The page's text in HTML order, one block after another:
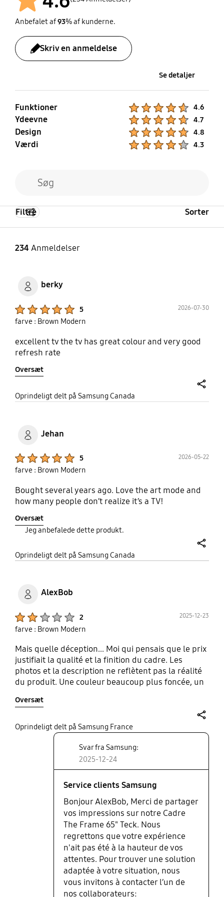
Anbefalet af93% af kunderne.
Skriv en anmeldelse
Se detaljer
Funktioner 4.6
Ydeevne 4.7
Design 4.8
Værdi 4.3
234 Anmeldelser
Filtre Sorter
berky
5 2026-07-30
farve : Brown Modern
excellent tv the tv has great colour and very good
refresh rate
Oversæt
Oprindeligt delt på Samsung Canada
Jehan
5 2026-05-22
farve : Brown Modern
Bought several years ago. Love the art mode and
how many people don’t realize it’s a TV!
Oversæt
Jeg anbefalede dette produkt.
Oprindeligt delt på Samsung Canada
AlexBob
2 2025-12-23
farve : Brown Modern
Mais quelle déception... Moi qui pensais que le prix
justifiait la qualité et la finition du cadre. Les
photos et la description ne reflètent pas la réalité
du produit. Une couleur beaucoup plus foncée, un
pas assez fort pour tenir la jointure des quatre
coins du cadre, laissant apparaître le cadre noir du
dessous... Ce qui n'est absolument pas esthétique.
Et les petits morceaux de plastique à installer au
dos comme fixation n'y changent rien. Les photos
parlent d'elles-mêmes. Je ne suis pas un cas isolé
puisqu'un ami a acheté le même Frame que moi,
mais en 55 pouces, et constate exactement le
Oversæt
Oprindeligt delt på Samsung France
Svar fra Samsung:
2025-12-24
Service clients Samsung
Bonjour AlexBob, Merci de partager
vos impressions sur notre Cadre
The Frame 65" Teck. Nous
regrettons que votre expérience
n'ait pas été à la hauteur de vos
attentes. Pour trouver une solution
adaptée à votre situation, nous
vous invitons à contacter l’un de
nos collaborateurs: